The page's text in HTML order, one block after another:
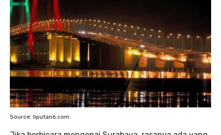
Source: liputan6.com